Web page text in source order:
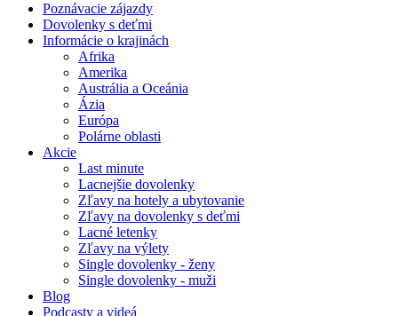
Poznávacie zájazdy
Dovolenky s deťmi
Informácie o krajinách
Afrika
Amerika
Austrália a Oceánia
Ázia
Európa
Polárne oblasti
Akcie
Last minute
Lacnejšie dovolenky
Zľavy na hotely a ubytovanie
Zľavy na dovolenky s deťmi
Lacné letenky
Zľavy na výlety
Single dovolenky - ženy
Single dovolenky - muži
Blog
Podcasty a videá